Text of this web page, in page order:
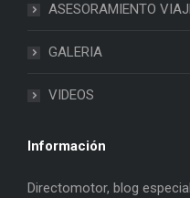
ASESORAMIENTO
GALERIA
VIDEOS
Información
Directomotor, blog